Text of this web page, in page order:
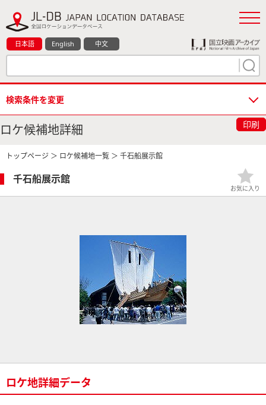
日本語 English 中文
検索条件を変更
ロケ候補地詳細 印刷
トップページ ＞ ロケ候補地一覧 ＞ 千石船展示館
千石船展示館
お気に入り
ロケ地詳細データ